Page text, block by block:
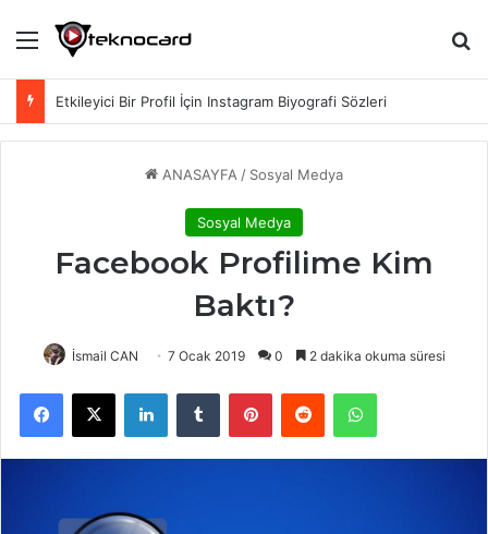
Menü
Etkileyici Bir Profil İçin Instagram Biyografi Sözleri
ANASAYFA / Sosyal Medya
Sosyal Medya
Facebook Profilime Kim
Baktı?
İsmail CAN 7 Ocak 2019 0 2 dakika okuma süresi
Facebook
X LinkedInTumblr PinterestReddit WhatsApp